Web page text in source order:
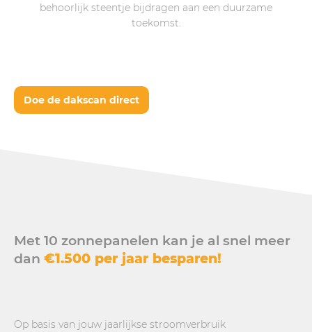
behoorlijk steentje bijdragen aan een duurzame
toekomst.
Doe de dakscan direct
Met 10 zonnepanelen kan je al snel meer
dan €1.500 per jaar besparen!
Op basis van jouw jaarlijkse stroomverbruik